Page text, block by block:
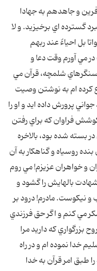
و جاهدهم به جهادا
گسترده اي برخيزيد. و لا
بل احياءٌ عند ربهم
مي آورم وقت دعا و
سنگرهاي شلمچه، قرآن مي
كرده ام به نوشتن وصيت
پرورش داده ايد و او را
فراوان كه براي رفتن
بسته شده بود، بالاخره
روسياه و گناهكار به آن
و خواهران عزيزم! مي روم
شهادت بالهايش را گشود و
و نيكوست. مادرم! درود بر
مي كنم و اگر حق فرزندي
بزرگواري كه داريد مرا
خدا نموده ام و در راه
طبق امر قرآن به خدا